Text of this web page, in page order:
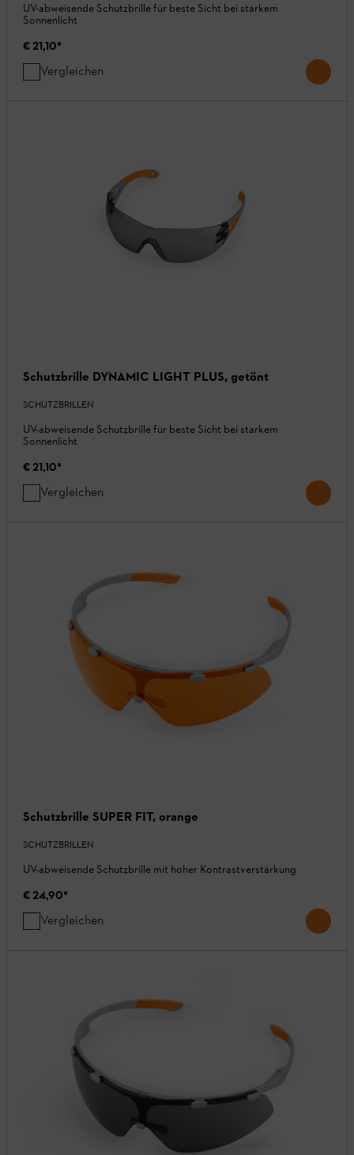
UV-abweisende Schutzbrille für beste Sicht bei starkem
Sonnenlicht
€ 21,10*
Vergleichen
Schutzbrille DYNAMIC LIGHT PLUS, getönt
SCHUTZBRILLEN
UV-abweisende Schutzbrille für beste Sicht bei starkem
Sonnenlicht
€ 21,10*
Vergleichen
Schutzbrille SUPER FIT, orange
SCHUTZBRILLEN
UV-abweisende Schutzbrille mit hoher Kontrastverstärkung
€ 24,90*
Vergleichen